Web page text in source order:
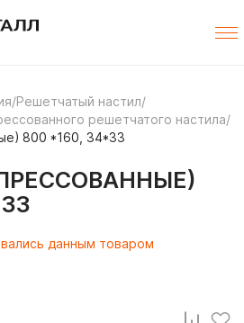
/Решетчатый настил/
решетчатого настила/
800 *160, 34*33
данным товаром